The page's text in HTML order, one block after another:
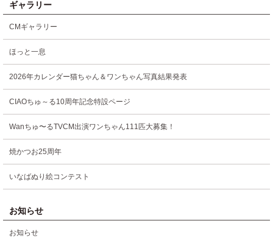
ギャラリー
CMギャラリー
ほっと一息
2026年カレンダー猫ちゃん＆ワンちゃん写真結果発表
CIAOちゅ～る10周年記念特設ページ
Wanちゅ〜るTVCM出演ワンちゃん111匹大募集！
焼かつお25周年
いなばぬり絵コンテスト
お知らせ
お知らせ